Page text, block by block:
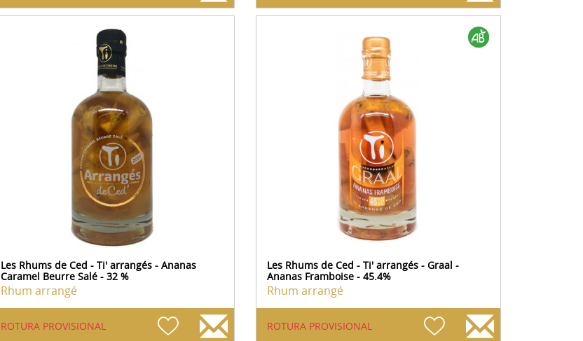
Les Rhums de Ced - Ti' arrangés - Ananas
Caramel Beurre Salé - 32 %
Rhum arrangé
ROTURA PROVISIONAL
Les Rhums de Ced - Ti' arrangés - Graal -
Ananas Framboise - 45.4%
Rhum arrangé
ROTURA PROVISIONAL